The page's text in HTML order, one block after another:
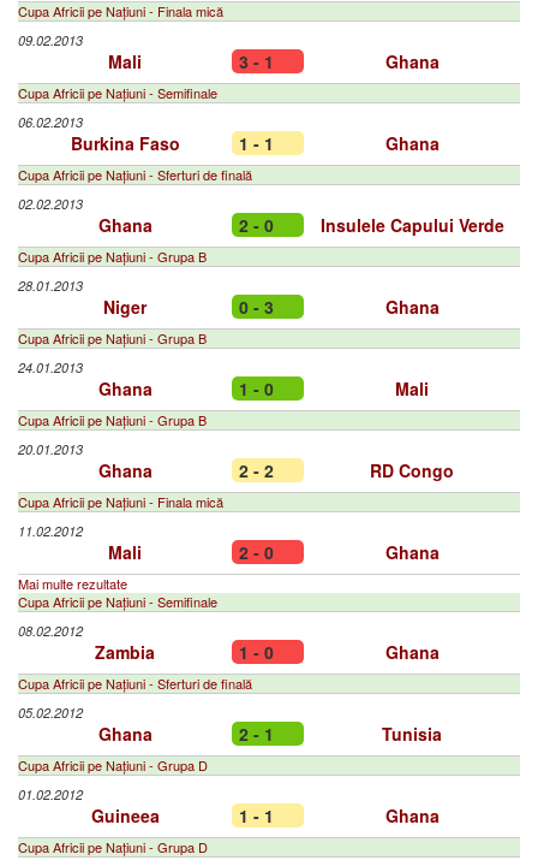
Cupa Africii pe Națiuni - Finala mică
09.02.2013
Mali 3 - 1 Ghana
Cupa Africii pe Națiuni - Semifinale
06.02.2013
Burkina Faso 1 - 1 Ghana
Cupa Africii pe Națiuni - Sferturi de finală
02.02.2013
Ghana 2 - 0 Insulele Capului Verde
Cupa Africii pe Națiuni - Grupa B
28.01.2013
Niger 0 - 3 Ghana
Cupa Africii pe Națiuni - Grupa B
24.01.2013
Ghana 1 - 0 Mali
Cupa Africii pe Națiuni - Grupa B
20.01.2013
Ghana 2 - 2 RD Congo
Cupa Africii pe Națiuni - Finala mică
11.02.2012
Mali 2 - 0 Ghana
Mai multe rezultate
Cupa Africii pe Națiuni - Semifinale
08.02.2012
Zambia 1 - 0 Ghana
Cupa Africii pe Națiuni - Sferturi de finală
05.02.2012
Ghana 2 - 1 Tunisia
Cupa Africii pe Națiuni - Grupa D
01.02.2012
Guineea 1 - 1 Ghana
Cupa Africii pe Națiuni - Grupa D